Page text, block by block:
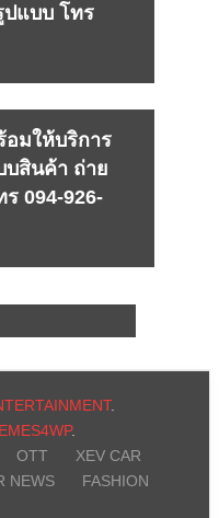
แบบ โทร
อมให้บริการ
สินค้า ถ่าย
094-926-
.
.
OTT
XEV CAR
NEWS
FASHION